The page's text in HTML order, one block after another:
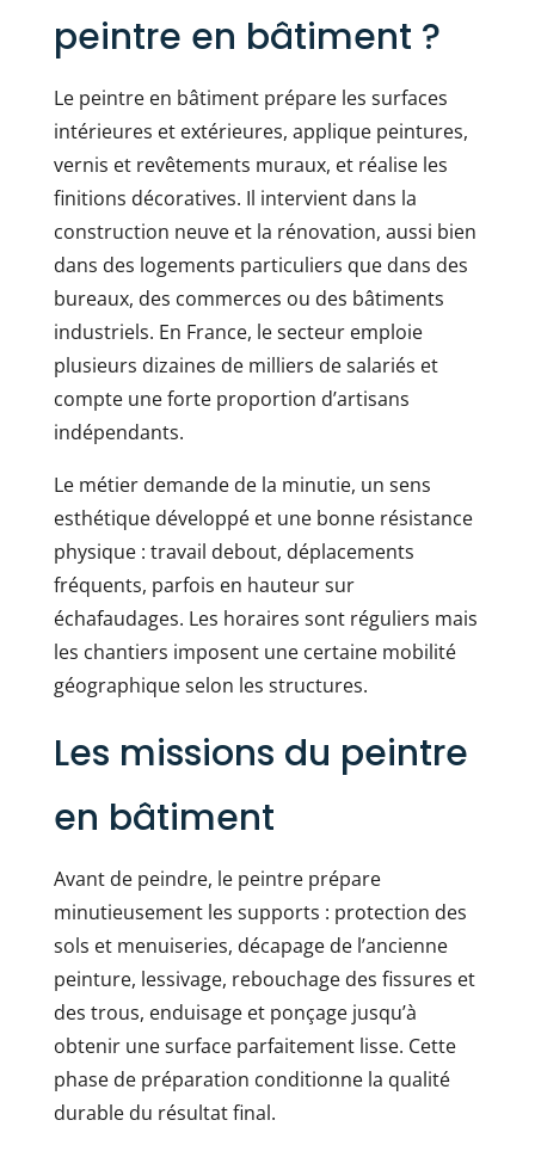
peintre en bâtiment ?
Le peintre en bâtiment prépare les surfaces
intérieures et extérieures, applique peintures,
vernis et revêtements muraux, et réalise les
finitions décoratives. Il intervient dans la
construction neuve et la rénovation, aussi bien
dans des logements particuliers que dans des
bureaux, des commerces ou des bâtiments
industriels. En France, le secteur emploie
plusieurs dizaines de milliers de salariés et
compte une forte proportion d’artisans
indépendants.
Le métier demande de la minutie, un sens
esthétique développé et une bonne résistance
physique : travail debout, déplacements
fréquents, parfois en hauteur sur
échafaudages. Les horaires sont réguliers mais
les chantiers imposent une certaine mobilité
géographique selon les structures.
Les missions du peintre
en bâtiment
Avant de peindre, le peintre prépare
minutieusement les supports : protection des
sols et menuiseries, décapage de l’ancienne
peinture, lessivage, rebouchage des fissures et
des trous, enduisage et ponçage jusqu’à
obtenir une surface parfaitement lisse. Cette
phase de préparation conditionne la qualité
durable du résultat final.